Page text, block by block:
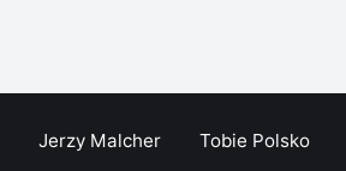
Jerzy Malcher Tobie Polsko